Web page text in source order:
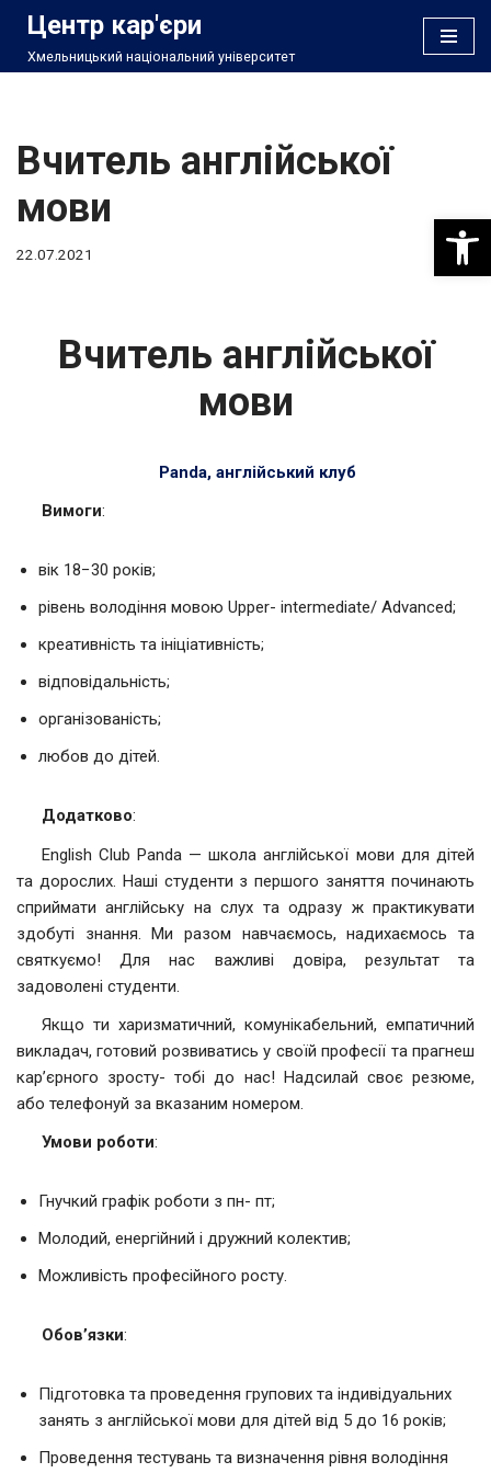
Перейти
Центр кар'єри
Хмельницький національний університет
Вчитель англійської
мови
22.07.2021
Вчитель англійської
мови
Panda, англійський клуб
Вимоги:
вік 18−30 років;
рівень володіння мовою Upper- intermediate/ Advanced;
креативність та ініціативність;
відповідальність;
організованість;
любов до дітей.
Додатково:
English Club Panda — школа англійської мови для дітей
та дорослих. Наші студенти з першого заняття починають
сприймати англійську на слух та одразу ж практикувати
здобуті знання. Ми разом навчаємось, надихаємось та
святкуємо! Для нас важливі довіра, результат та
задоволені студенти.
Якщо ти харизматичний, комунікабельний, емпатичний
викладач, готовий розвиватись у своїй професії та прагнеш
кар’єрного зросту- тобі до нас! Надсилай своє резюме,
або телефонуй за вказаним номером.
Умови роботи:
Гнучкий графік роботи з пн- пт;
Молодий, енергійний і дружний колектив;
Можливість професійного росту.
Обов’язки:
Підготовка та проведення групових та індивідуальних
занять з англійської мови для дітей від 5 до 16 років;
Проведення тестувань та визначення рівня володіння